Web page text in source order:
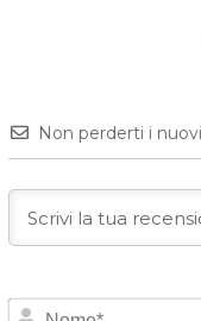
Non perderti i